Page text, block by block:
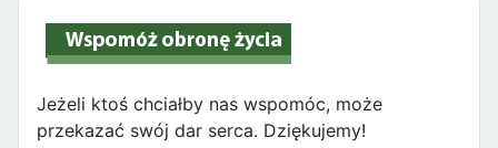
Jeżeli ktoś chciałby nas wspomóc, może
przekazać swój dar serca. Dziękujemy!